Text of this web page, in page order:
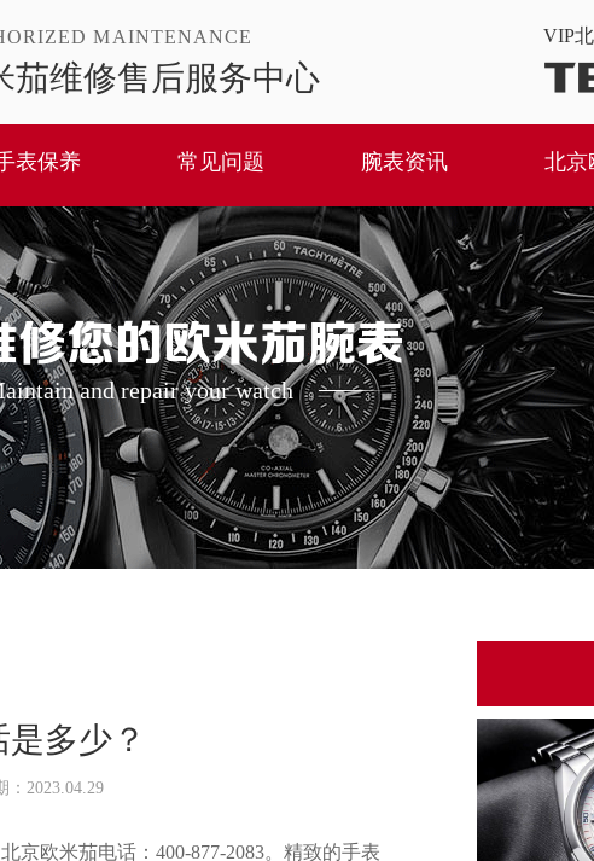
MAINTENANCE
茄维修售后服务中心
VIP
表保养 常见问题 腕表资讯 北京
修您的欧米茄腕表
and repair your watch
多少？
：2023.04.29
京欧米茄电话：400-877-2083。精致的手表